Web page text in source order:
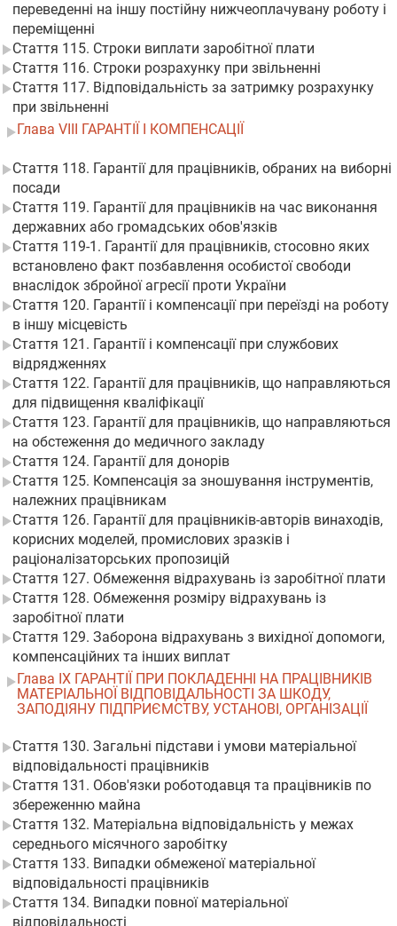
переведенні на іншу постійну нижчеоплачувану роботу і
переміщенні
Стаття 115. Строки виплати заробітної плати
Стаття 116. Строки розрахунку при звільненні
Стаття 117. Відповідальність за затримку розрахунку
при звільненні
Глава VIII ГАРАНТІЇ І КОМПЕНСАЦІЇ
Стаття 118. Гарантії для працівників, обраних на виборні
посади
Стаття 119. Гарантії для працівників на час виконання
державних або громадських обов'язків
Стаття 119-1. Гарантії для працівників, стосовно яких
встановлено факт позбавлення особистої свободи
внаслідок збройної агресії проти України
Стаття 120. Гарантії і компенсації при переїзді на роботу
в іншу місцевість
Стаття 121. Гарантії і компенсації при службових
відрядженнях
Стаття 122. Гарантії для працівників, що направляються
для підвищення кваліфікації
Стаття 123. Гарантії для працівників, що направляються
на обстеження до медичного закладу
Стаття 124. Гарантії для донорів
Стаття 125. Компенсація за зношування інструментів,
належних працівникам
Стаття 126. Гарантії для працівників-авторів винаходів,
корисних моделей, промислових зразків і
раціоналізаторських пропозицій
Стаття 127. Обмеження відрахувань із заробітної плати
Стаття 128. Обмеження розміру відрахувань із
заробітної плати
Стаття 129. Заборона відрахувань з вихідної допомоги,
компенсаційних та інших виплат
Глава IX ГАРАНТІЇ ПРИ ПОКЛАДЕННІ НА ПРАЦІВНИКІВ
МАТЕРІАЛЬНОЇ ВІДПОВІДАЛЬНОСТІ ЗА ШКОДУ,
ЗАПОДІЯНУ ПІДПРИЄМСТВУ, УСТАНОВІ, ОРГАНІЗАЦІЇ
Стаття 130. Загальні підстави і умови матеріальної
відповідальності працівників
Стаття 131. Обов'язки роботодавця та працівників по
збереженню майна
Стаття 132. Матеріальна відповідальність у межах
середнього місячного заробітку
Стаття 133. Випадки обмеженої матеріальної
відповідальності працівників
Стаття 134. Випадки повної матеріальної
відповідальності